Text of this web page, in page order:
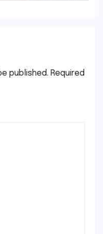
published. Required